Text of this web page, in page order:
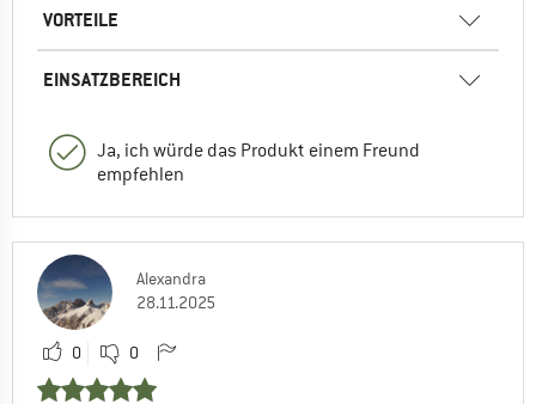
VORTEILE
EINSATZBEREICH
Ja, ich würde das Produkt einem Freund
empfehlen
Alexandra
28.11.2025
0 0